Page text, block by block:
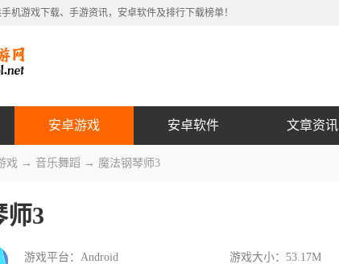
机游戏下载、手游资讯，安卓软件及排行下载榜单！
安卓游戏 安卓软件 文章资讯
戏 → 音乐舞蹈 → 魔法钢琴师3
师3
游戏平台：Android 游戏大小：53.17M